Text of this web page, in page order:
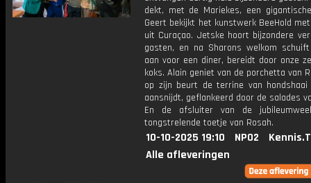
dekt, met de Mariekes, een
Geert bekijkt het kunstwerk BeeHold
uit Curaçao. Jetske hoort bijzondere
gasten, en na Sharons welkom
aan voor een diner, bereidt door onze
koks. Alain geniet van de porchetta van
op zijn beurt de terrine van hondshaai
aansnijdt, geflankeerd door de salades
En de afsluiter van de
tongstrelende toetje van Rosah.
10-10-2025 19:10 NPO2
Alle afleveringen